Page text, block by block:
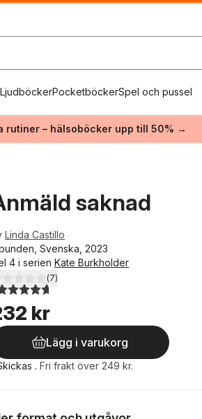
LjudböckerPocketböckerSpel och pussel
rutiner – hälsoböcker upp till 50% →
saknad
Linda Castillo
Svenska, 2023
4 i serien Kate Burkholder
utav 5 stjärnor. Totalt antal röster:
(7)
kr
Lägg i varukorg
. Fri frakt över 249 kr.